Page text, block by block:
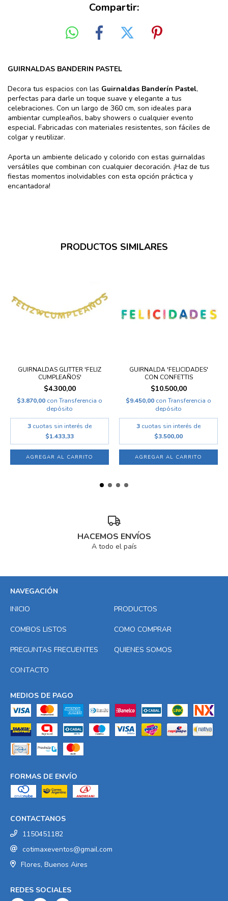
Compartir:
GUIRNALDAS BANDERIN PASTEL
Decora tus espacios con las Guirnaldas Banderín Pastel,
perfectas para darle un toque suave y elegante a tus
celebraciones. Con un largo de 360 cm, son ideales para
ambientar cumpleaños, baby showers o cualquier evento
especial. Fabricadas con materiales resistentes, son fáciles de
colgar y reutilizar.
Aporta un ambiente delicado y colorido con estas guirnaldas
versátiles que combinan con cualquier decoración. ¡Haz de tus
fiestas momentos inolvidables con esta opción práctica y
encantadora!
PRODUCTOS SIMILARES
GUIRNALDAS GLITTER 'FELIZ
CUMPLEAÑOS'
$4.300,00
$3.870,00 con Transferencia o
depósito
3 cuotas sin interés de
$1.433,33
AGREGAR AL CARRITO
GUIRNALDA 'FELICIDADES'
CON CONFETTIS
$10.500,00
$9.450,00 con Transferencia o
depósito
3 cuotas sin interés de
$3.500,00
HACEMOS ENVÍOS
A todo el país
NAVEGACIÓN
INICIO
PRODUCTOS
COMBOS LISTOS COMO COMPRAR
PREGUNTAS FRECUENTES QUIENES SOMOS
CONTACTO
MEDIOS DE PAGO
FORMAS DE ENVÍO
CONTACTANOS
1150451182
cotimaxeventos@gmail.com
Flores, Buenos Aires
REDES SOCIALES